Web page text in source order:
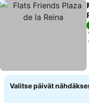
Valitse päivät